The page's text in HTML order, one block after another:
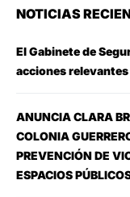
NOTICIAS
El Gabinete de
acciones
ANUNCIA CLARA
COLONIA
PREVENCIÓN DE
ESPACIOS